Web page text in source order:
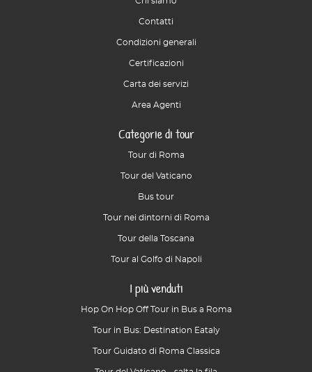
Contatti
Condizioni generali
Certificazioni
Carta dei servizi
Area Agenti
Categorie di tour
Tour di Roma
Tour del Vaticano
Bus tour
Tour nei dintorni di Roma
Tour della Toscana
Tour al Golfo di Napoli
I più venduti
Hop On Hop Off Tour in Bus a Roma
Tour in Bus: Destination Eataly
Tour Guidato di Roma Classica